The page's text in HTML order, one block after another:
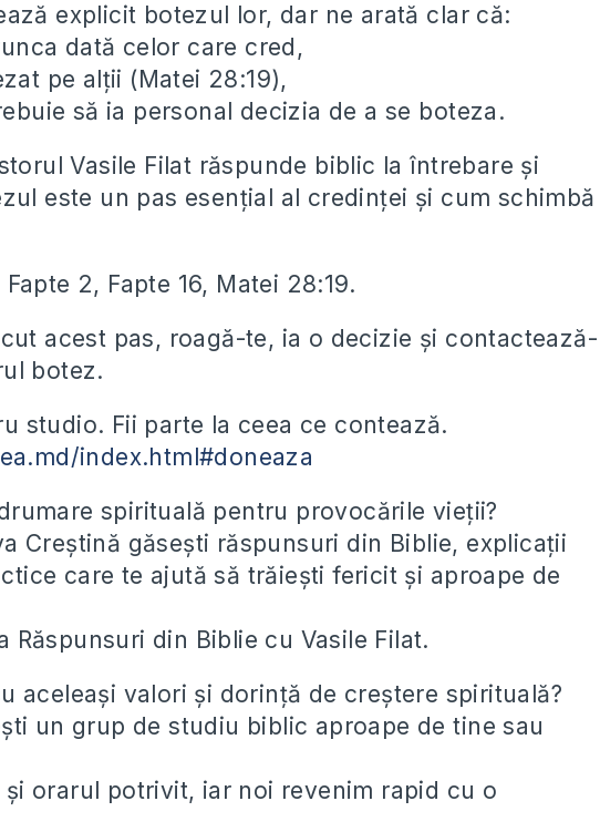
explicit botezul lor, dar ne arată clar că:
dată celor care cred,
pe alții (Matei 28:19),
să ia personal decizia de a se boteza.
Vasile Filat răspunde biblic la întrebare și
este un pas esențial al credinței și cum schimbă
2, Fapte 16, Matei 28:19.
acest pas, roagă-te, ia o decizie și contactează-
botez.
studio. Fii parte la ceea ce contează.
index.html#doneaza
spirituală pentru provocările vieții?
Creștină găsești răspunsuri din Biblie, explicații
care te ajută să trăiești fericit și aproape de
Răspunsuri din Biblie cu Vasile Filat.
aceleași valori și dorință de creștere spirituală?
un grup de studiu biblic aproape de tine sau
și orarul potrivit, iar noi revenim rapid cu o